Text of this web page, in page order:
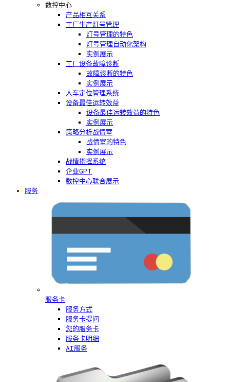
数控中心
产品相互关系
工厂生产灯号管理
灯号管理的特色
灯号管理自动化架构
实例展示
工厂设备故障诊断
故障诊断的特色
实例展示
人车定位管理系统
设备最佳运转效益
设备最佳运转效益的特色
实例展示
策略分析战情室
战情室的特色
实例展示
战情指挥系统
企业GPT
数控中心联合展示
服务
服务卡
服务方式
服务卡提问
您的服务卡
服务卡明细
AI服务